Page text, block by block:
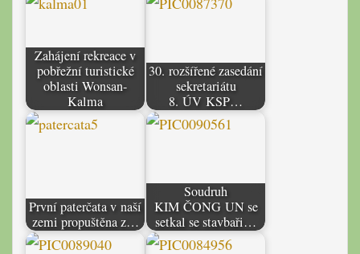
Zahájení rekreace v
pobřežní turistické
oblasti Wonsan-
Kalma
30. rozšířené zasedání
sekretariátu
8. ÚV KSP…
První paterčata v naší
zemi propuštěna z…
Soudruh
KIM ČONG UN se
setkal se stavbaři…